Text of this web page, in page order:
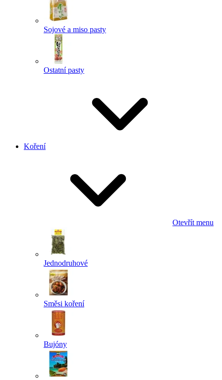
Sojové a miso pasty
Ostatní pasty
Koření
Otevřít menu
Jednodruhové
Směsi koření
Bujóny